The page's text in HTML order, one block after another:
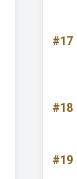
#17
#18
#19